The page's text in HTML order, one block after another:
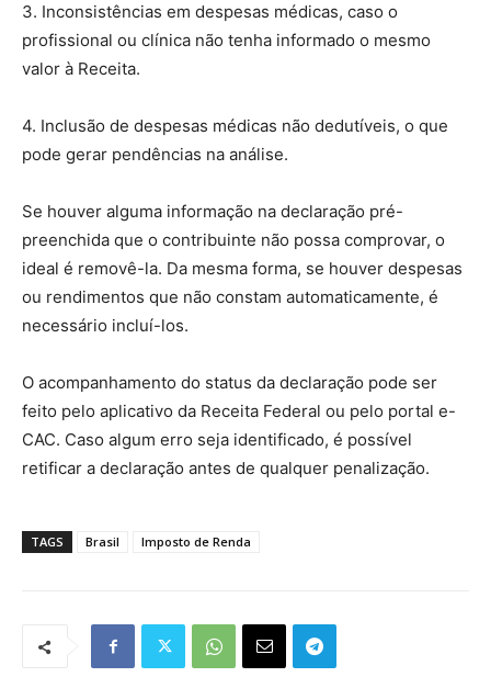
3. Inconsistências em despesas médicas, caso o
profissional ou clínica não tenha informado o mesmo
valor à Receita.
4. Inclusão de despesas médicas não dedutíveis, o que
pode gerar pendências na análise.
Se houver alguma informação na declaração pré-
preenchida que o contribuinte não possa comprovar, o
ideal é removê-la. Da mesma forma, se houver despesas
ou rendimentos que não constam automaticamente, é
necessário incluí-los.
O acompanhamento do status da declaração pode ser
feito pelo aplicativo da Receita Federal ou pelo portal e-
CAC. Caso algum erro seja identificado, é possível
retificar a declaração antes de qualquer penalização.
TAGS Brasil Imposto de Renda